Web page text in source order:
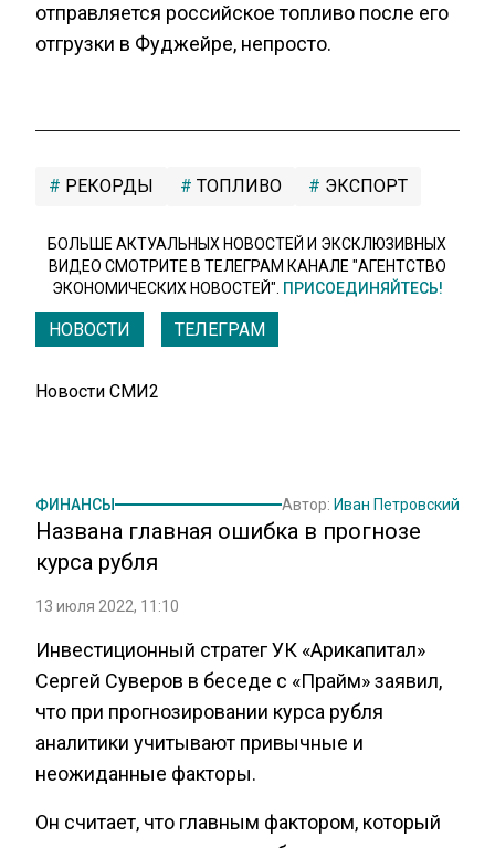
отправляется российское топливо после его
отгрузки в Фуджейре, непросто.
РЕКОРДЫ ТОПЛИВО ЭКСПОРТ
БОЛЬШЕ АКТУАЛЬНЫХ НОВОСТЕЙ И ЭКСКЛЮЗИВНЫХ
ВИДЕО СМОТРИТЕ В ТЕЛЕГРАМ КАНАЛЕ "АГЕНТСТВО
ЭКОНОМИЧЕСКИХ НОВОСТЕЙ". ПРИСОЕДИНЯЙТЕСЬ!
НОВОСТИ ТЕЛЕГРАМ
Новости СМИ2
ФИНАНСЫ Автор: Иван Петровский
Названа главная ошибка в прогнозе
курса рубля
13 июля 2022, 11:10
Инвестиционный стратег УК «Арикапитал»
Сергей Суверов в беседе с «Прайм» заявил,
что при прогнозировании курса рубля
аналитики учитывают привычные и
неожиданные факторы.
Он считает, что главным фактором, который